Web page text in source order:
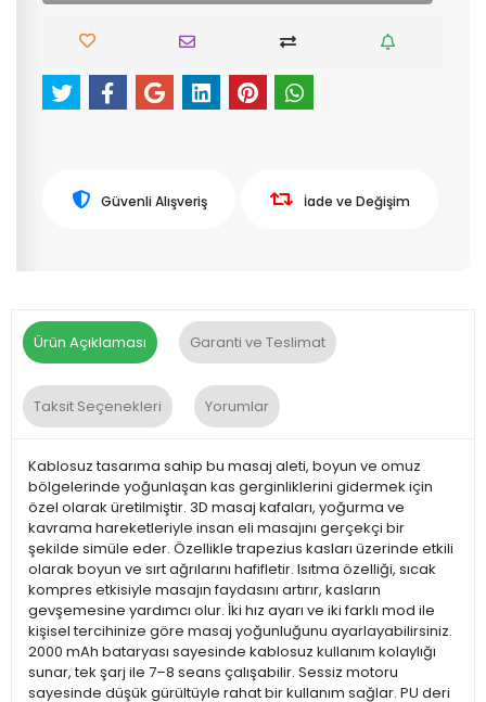
Güvenli Alışveriş İade ve Değişim
Ürün Açıklaması Garanti ve Teslimat
Taksit Seçenekleri Yorumlar
Kablosuz tasarıma sahip bu masaj aleti, boyun ve omuz
bölgelerinde yoğunlaşan kas gerginliklerini gidermek için
özel olarak üretilmiştir. 3D masaj kafaları, yoğurma ve
kavrama hareketleriyle insan eli masajını gerçekçi bir
şekilde simüle eder. Özellikle trapezius kasları üzerinde etkili
olarak boyun ve sırt ağrılarını hafifletir. Isıtma özelliği, sıcak
kompres etkisiyle masajın faydasını artırır, kasların
gevşemesine yardımcı olur. İki hız ayarı ve iki farklı mod ile
kişisel tercihinize göre masaj yoğunluğunu ayarlayabilirsiniz.
2000 mAh bataryası sayesinde kablosuz kullanım kolaylığı
sunar, tek şarj ile 7–8 seans çalışabilir. Sessiz motoru
sayesinde düşük gürültüyle rahat bir kullanım sağlar. PU deri